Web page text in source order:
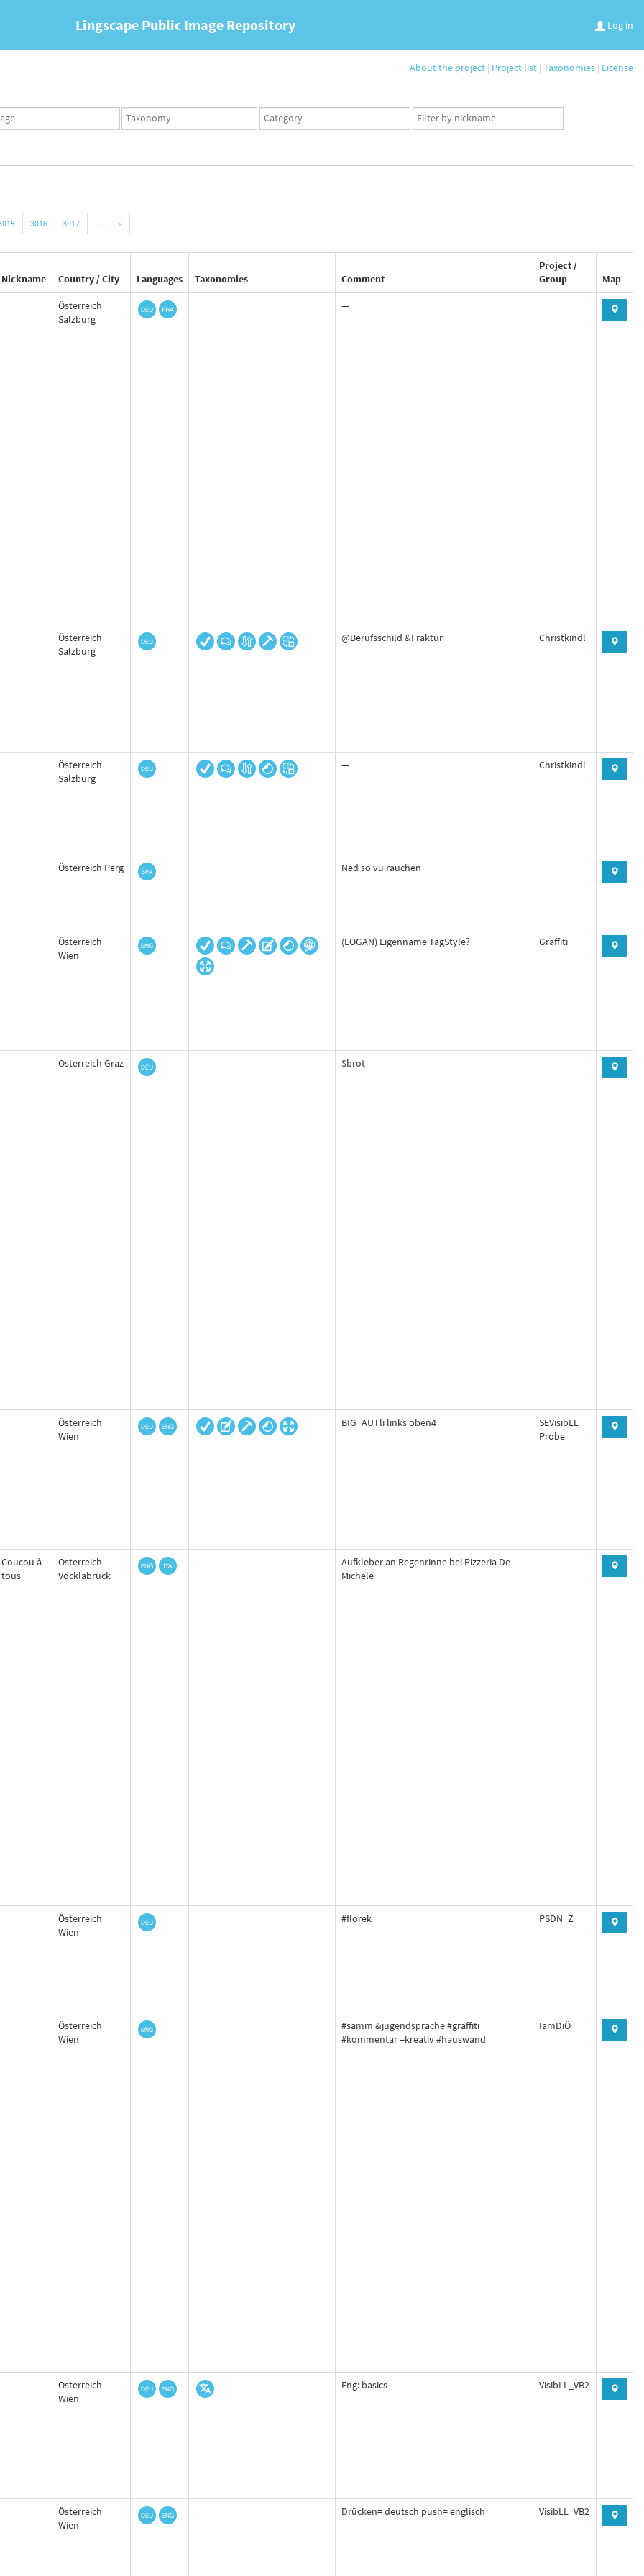
Log in
Lingscape Public Image Repository
About the project | Project list | Taxonomies | License
Taxonomy
set
Taxonomy
term
App
user
3016 3017 … »
Nickname Country / City Languages Taxonomies Comment
Project /
Group
Map
Österreich
Salzburg
—
Österreich
Salzburg
@Berufsschild &Fraktur Christkindl
Österreich
Salzburg
— Christkindl
Österreich Perg Ned so vü rauchen
Österreich
Wien
(LOGAN) Eigenname TagStyle? Graffiti
Österreich Graz $brot
Österreich
Wien
BIG_AUTli links oben4
SEVisibLL
Probe
Coucou à
tous
Österreich
Vöcklabruck
Aufkleber an Regenrinne bei Pizzeria De
Michele
Österreich
Wien
#florek PSDN_Z
Österreich
Wien
#samm &jugendsprache #graffiti
#kommentar =kreativ #hauswand
IamDiÖ
Österreich
Wien
Eng: basics VisibLL_VB2
Österreich
Wien
Drücken= deutsch push= englisch VisibLL_VB2